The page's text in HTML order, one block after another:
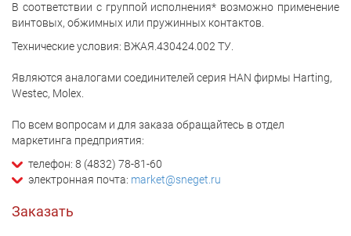
В соответствии с группой исполнения* возможно применение
винтовых, обжимных или пружинных контактов.
Технические условия: ВЖАЯ.430424.002 ТУ.
Являются аналогами соединителей серия HAN фирмы Harting,
Westec, Molex.
По всем вопросам и для заказа обращайтесь в отдел
маркетинга предприятия:
телефон: 8 (4832) 78-81-60
электронная почта: market@sneget.ru
Заказать